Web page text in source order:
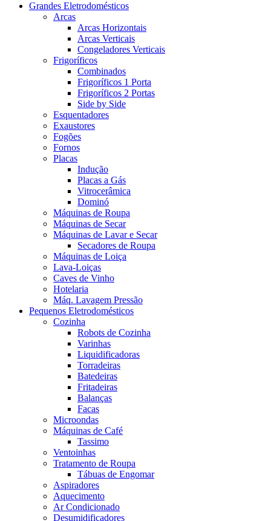
Grandes Eletrodomésticos
Arcas
Arcas Horizontais
Arcas Verticais
Congeladores Verticais
Frigoríficos
Combinados
Frigoríficos 1 Porta
Frigoríficos 2 Portas
Side by Side
Esquentadores
Exaustores
Fogões
Fornos
Placas
Indução
Placas a Gás
Vitrocerâmica
Dominó
Máquinas de Roupa
Máquinas de Secar
Máquinas de Lavar e Secar
Secadores de Roupa
Máquinas de Loiça
Lava-Loiças
Caves de Vinho
Hotelaria
Máq. Lavagem Pressão
Pequenos Eletrodomésticos
Cozinha
Robots de Cozinha
Varinhas
Liquidificadoras
Torradeiras
Batedeiras
Fritadeiras
Balanças
Facas
Microondas
Máquinas de Café
Tassimo
Ventoinhas
Tratamento de Roupa
Tábuas de Engomar
Aspiradores
Aquecimento
Ar Condicionado
Desumidificadores